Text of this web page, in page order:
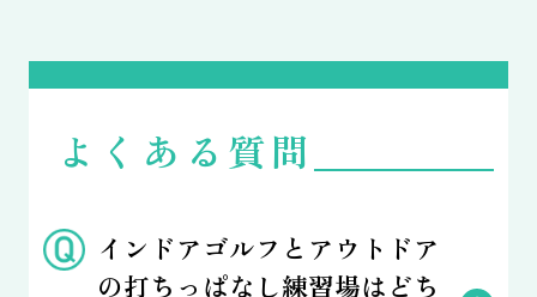
よくある質問
インドアゴルフとアウトドア
の打ちっぱなし練習場はどち